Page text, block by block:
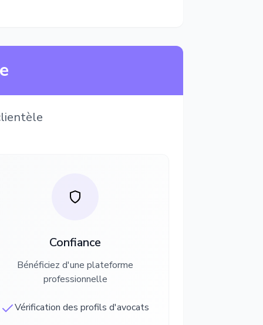
Confiance
Bénéficiez d'une plateforme
professionnelle
Vérification des profils d'avocats